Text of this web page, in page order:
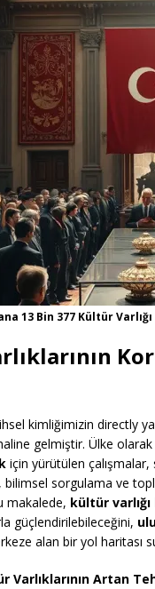
13 Bin 377 Kültür
kimliğimizin directly
gelmiştir. Ülke
için yürütülen
sorgulama ve
makalede, kültür
güçlendirilebileceğini,
alan bir yol haritası
Varlıklarının Artan